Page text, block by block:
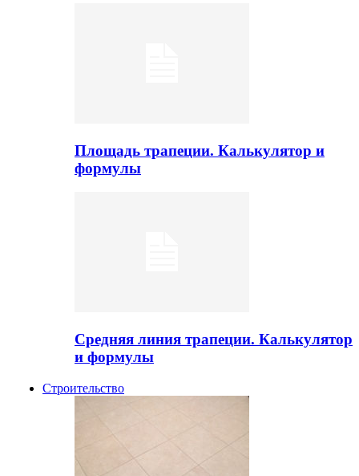
Площадь трапеции. Калькулятор и
формулы
Средняя линия трапеции. Калькулятор
и формулы
Строительство